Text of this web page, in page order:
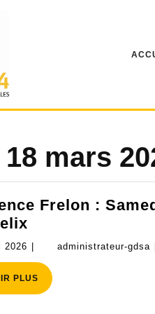
18 mars
Frelon :
Frelon
:
Samedi
4
2026 18
mars
2026
administrateur-gdsa
PLUS
SAVOIR